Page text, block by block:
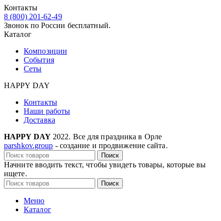
Контакты
8 (800) 201-62-49
Звонок по России бесплатный.
Каталог
Композиции
События
Сеты
HAPPY DAY
Контакты
Наши работы
Доставка
HAPPY DAY 2022. Все для праздника в Орле
parshkov.group - создание и продвижение сайта.
Поиск
Начните вводить текст, чтобы увидеть товары, которые вы
ищете.
Поиск
Меню
Каталог